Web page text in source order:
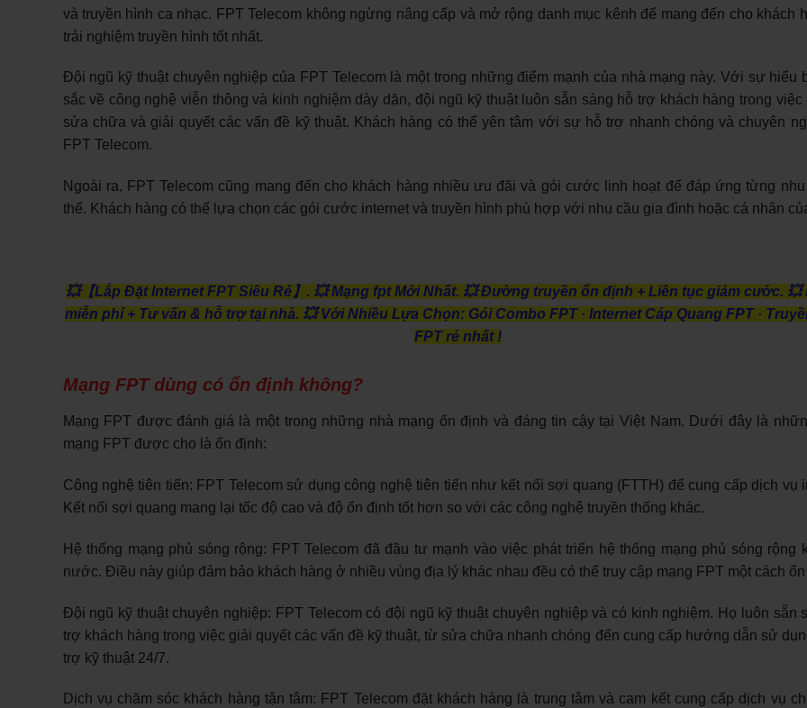
và truyền hình ca nhạc. FPT Telecom không ngừng nâng cấp và mở rộng danh mục kênh để mang đến cho khách
trải nghiệm truyền hình tốt nhất.
Đội ngũ kỹ thuật chuyên nghiệp của FPT Telecom là một trong những điểm mạnh của nhà mạng này. Với sự hiểu
sắc về công nghệ viễn thông và kinh nghiệm dày dặn, đội ngũ kỹ thuật luôn sẵn sàng hỗ trợ khách hàng trong việc
sửa chữa và giải quyết các vấn đề kỹ thuật. Khách hàng có thể yên tâm với sự hỗ trợ nhanh chóng và chuyên
FPT Telecom.
Ngoài ra, FPT Telecom cũng mang đến cho khách hàng nhiều ưu đãi và gói cước linh hoạt để đáp ứng từng
thể. Khách hàng có thể lựa chọn các gói cước internet và truyền hình phù hợp với nhu cầu gia đình hoặc cá nhân
💥【Lắp Đặt Internet FPT Siêu Rẻ】. 💥 Mạng fpt Mới Nhất. 💥 Đường truyền ổn định + Liên tục giảm cước. 💥
miễn phí + Tư vấn & hỗ trợ tại nhà. 💥 Với Nhiều Lựa Chọn: ‎Gói Combo FPT · ‎Internet Cáp Quang FPT ·
FPT rẻ nhất !
Mạng FPT dùng có ổn định không?
Mạng FPT được đánh giá là một trong những nhà mạng ổn định và đáng tin cậy tại Việt Nam. Dưới đây là
mạng FPT được cho là ổn định:
Công nghệ tiên tiến: FPT Telecom sử dụng công nghệ tiên tiến như kết nối sợi quang (FTTH) để cung cấp dịch vụ
Kết nối sợi quang mang lại tốc độ cao và độ ổn định tốt hơn so với các công nghệ truyền thống khác.
Hệ thống mạng phủ sóng rộng: FPT Telecom đã đầu tư mạnh vào việc phát triển hệ thống mạng phủ sóng rộng
nước. Điều này giúp đảm bảo khách hàng ở nhiều vùng địa lý khác nhau đều có thể truy cập mạng FPT một cách
Đội ngũ kỹ thuật chuyên nghiệp: FPT Telecom có đội ngũ kỹ thuật chuyên nghiệp và có kinh nghiệm. Họ luôn sẵn
trợ khách hàng trong việc giải quyết các vấn đề kỹ thuật, từ sửa chữa nhanh chóng đến cung cấp hướng dẫn sử
trợ kỹ thuật 24/7.
Dịch vụ chăm sóc khách hàng tận tâm: FPT Telecom đặt khách hàng là trung tâm và cam kết cung cấp dịch vụ